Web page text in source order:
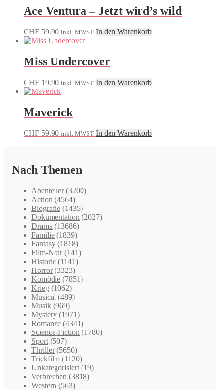
Ace Ventura – Jetzt wird’s wild
CHF 59.90 inkl. MWST In den Warenkorb
Miss Undercover
CHF 19.90 inkl. MWST In den Warenkorb
Maverick
CHF 59.90 inkl. MWST In den Warenkorb
Nach Themen
Abenteuer (3200)
Action (4564)
Biografie (1435)
Dokumentation (2027)
Drama (13686)
Familie (1839)
Fantasy (1818)
Film-Noir (141)
Historie (1141)
Horror (3323)
Komödie (7851)
Krieg (1062)
Musical (489)
Musik (969)
Mystery (1971)
Romanze (4341)
Science-Fiction (1780)
Sport (507)
Thriller (5650)
Trickfilm (1120)
Unkategorisiert (19)
Verbrechen (3818)
Western (563)